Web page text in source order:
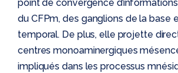
point de convergence
du CFPm, des ganglions de la base
temporal. De plus, elle projette
centres monoaminergiques
impliqués dans les processus